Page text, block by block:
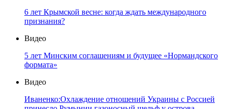
6 лет Крымской весне: когда ждать международного
признания?
Видео
5 лет Минским соглашениям и будущее «Нормандского
формата»
Видео
Иваненко:Охлаждение отношений Украины с Россией